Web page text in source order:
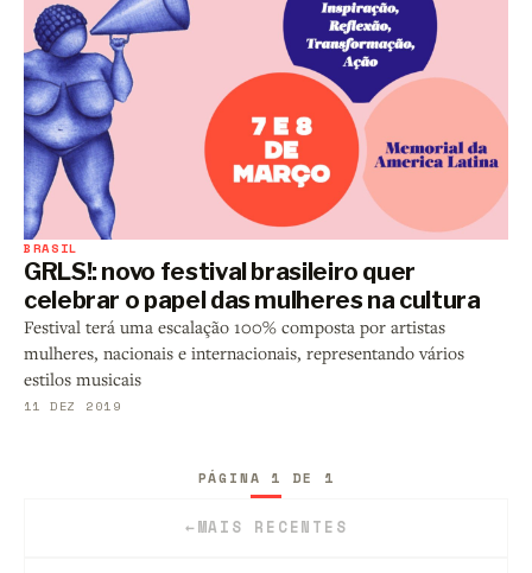
BRASIL
GRLS!: novo festival brasileiro quer
celebrar o papel das mulheres na cultura
Festival terá uma escalação 100% composta por artistas
mulheres, nacionais e internacionais, representando vários
estilos musicais
11 DEZ 2019
←MAIS RECENTES
PÁGINA 1 DE 1